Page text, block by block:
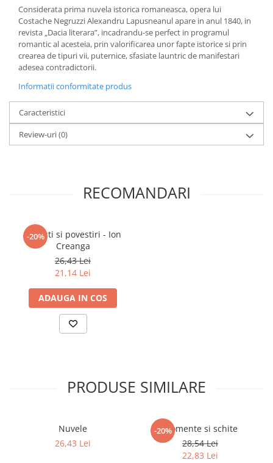
Senzatii/Dragoste
Senzatii/Erotic
Senzatii/Suspans
Senzatii/Thriller
SF & Fantasy
Teatru
Teens Book Club
Umor
Calculator
Hartie si Accesorii
Instrumente de scris
Organizare si Arhivare
Seturi birotica
Articole scolare
Instrumente de scris
Considerata prima nuvela istorica romaneasca, opera lui
Costache Negruzzi Alexandru Lapusneanul apare in anul 1840, in
revista „Dacia literara”, incadrandu-se perfect in programul
romantic al acesteia, prin valorificarea unor fapte istorice si prin
crearea de tipuri vii, puternice, sfasiate launtric de manifestari
adesea contradictorii.
Informatii conformitate produs
Caracteristici
Review-uri(0)
RECOMANDARI
-20%
Povesti si povestiri - Ion
Creanga
26,43 Lei
21,14 Lei
ADAUGA IN COS
PRODUSE SIMILARE
Nuvele
26,43 Lei
-20%Momente si schite
28,54 Lei
22,83 Lei